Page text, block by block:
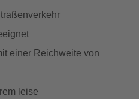
einer Reichweite von
leise